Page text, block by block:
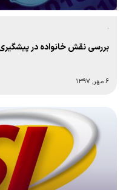
-
بررسی نقش خانواده در
۶ مهر, ۱۳۹۷